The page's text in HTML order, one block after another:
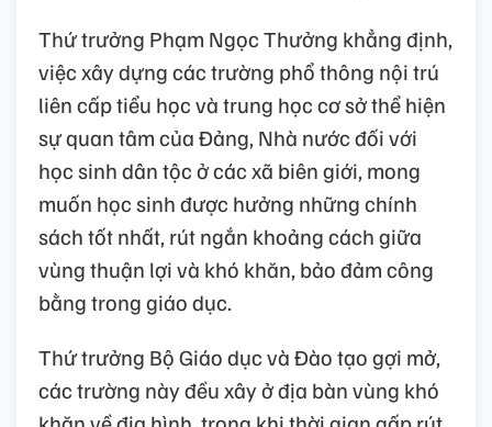
Thứ trưởng Phạm Ngọc Thưởng khẳng định,
việc xây dựng các trường phổ thông nội trú
liên cấp tiểu học và trung học cơ sở thể hiện
sự quan tâm của Đảng, Nhà nước đối với
học sinh dân tộc ở các xã biên giới, mong
muốn học sinh được hưởng những chính
sách tốt nhất, rút ngắn khoảng cách giữa
vùng thuận lợi và khó khăn, bảo đảm công
bằng trong giáo dục.
Thứ trưởng Bộ Giáo dục và Đào tạo gợi mở,
các trường này đều xây ở địa bàn vùng khó